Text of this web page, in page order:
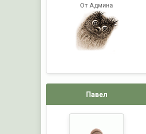
От Админа
Павел